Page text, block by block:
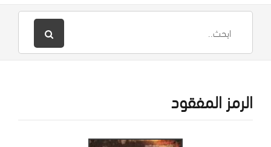
الرمز المفقود